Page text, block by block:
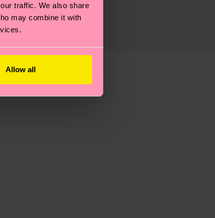
traffic. We also share
may combine it with
Allow all
.
. Die Lieferzeit beginnt sobald deine Bestellung
lokalen Post in deinem Land abhängt.
Fragen.